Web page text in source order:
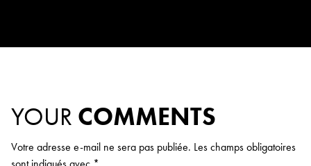
YOUR COMMENTS
Votre adresse e-mail ne sera pas publiée. Les champs obligatoires